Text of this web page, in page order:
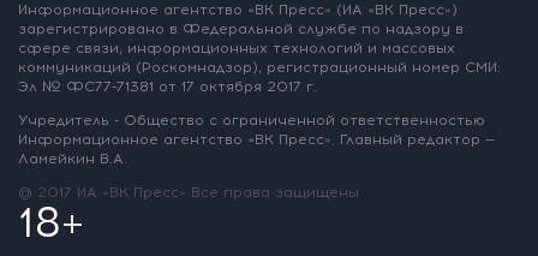
Информационное агентство «ВК Пресс» (ИА «ВК Пресс»)
зарегистрировано в Федеральной службе по надзору в
сфере связи, информационных технологий и массовых
коммуникаций (Роскомнадзор), регистрационный номер СМИ:
Эл № ФС77-71381 от 17 октября 2017 г.
Учредитель - Общество с ограниченной ответственностью
Информационное агентство «ВК Пресс». Главный редактор —
Ламейкин В.А.
@ 2017 ИА «ВК Пресс» Все права защищены
18+